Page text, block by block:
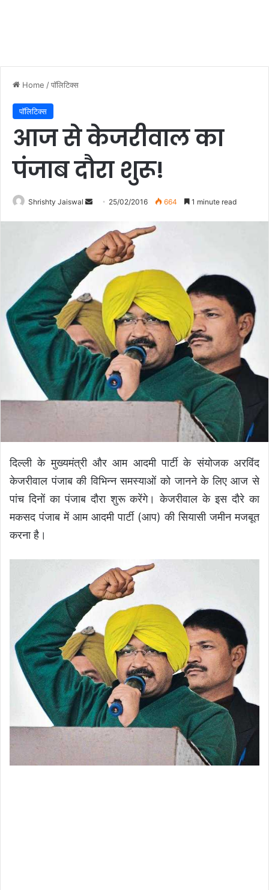
Home /पॉलिटिक्स
पॉलिटिक्स
आज से केजरीवाल का
पंजाब दौरा शुरू!
Shrishty Jaiswal
d
a
n
m
a
l
25/02/2016 664 1 minute read
दिल्ली के मुख्यमंत्री और आम आदमी पार्टी के संयोजक अरविंद
केजरीवाल पंजाब की विभिन्न समस्याओं को जानने के लिए आज से
पांच दिनों का पंजाब दौरा शुरू करेंगे। केजरीवाल के इस दौरे का
मकसद पंजाब में आम आदमी पार्टी (आप) की सियासी जमीन मजबूत
करना है।